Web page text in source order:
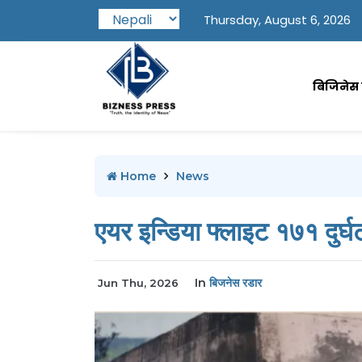
Thursday, August 6, 2026
बिजिनेस
Home News
एयर इन्डिया फ्लाइट १७१
Jun Thu, 2026 Inबिजनेस रडार